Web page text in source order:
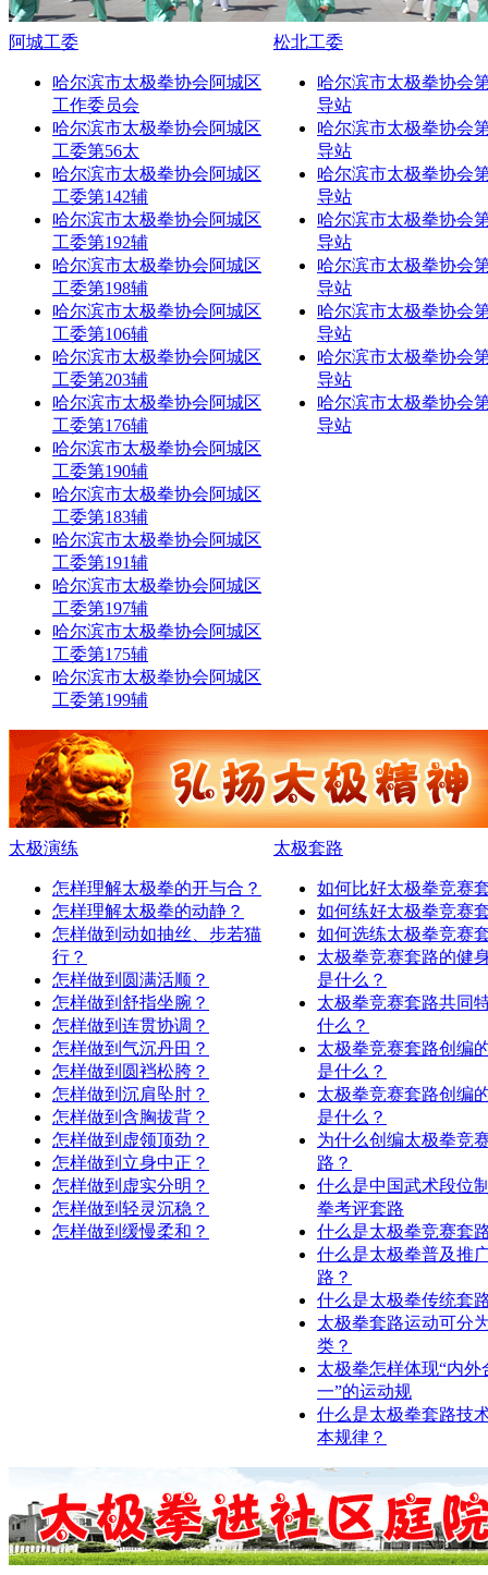
阿城工委
哈尔滨市太极拳协会阿城区
工作委员会
哈尔滨市太极拳协会阿城区
工委第56太
哈尔滨市太极拳协会阿城区
工委第142辅
哈尔滨市太极拳协会阿城区
工委第192辅
哈尔滨市太极拳协会阿城区
工委第198辅
哈尔滨市太极拳协会阿城区
工委第106辅
哈尔滨市太极拳协会阿城区
工委第203辅
哈尔滨市太极拳协会阿城区
工委第176辅
哈尔滨市太极拳协会阿城区
工委第190辅
哈尔滨市太极拳协会阿城区
工委第183辅
哈尔滨市太极拳协会阿城区
工委第191辅
哈尔滨市太极拳协会阿城区
工委第197辅
哈尔滨市太极拳协会阿城区
工委第175辅
哈尔滨市太极拳协会阿城区
工委第199辅
松北工委
哈尔滨市太极拳协会
导站
哈尔滨市太极拳协会
导站
哈尔滨市太极拳协会
导站
哈尔滨市太极拳协会
导站
哈尔滨市太极拳协会
导站
哈尔滨市太极拳协会
导站
哈尔滨市太极拳协会
导站
哈尔滨市太极拳协会
导站
太极演练
怎样理解太极拳的开与合？
怎样理解太极拳的动静？
怎样做到动如抽丝、步若猫
行？
怎样做到圆满活顺？
怎样做到舒指坐腕？
怎样做到连贯协调？
怎样做到气沉丹田？
怎样做到圆裆松胯？
怎样做到沉肩坠肘？
怎样做到含胸拔背？
怎样做到虚领顶劲？
怎样做到立身中正？
怎样做到虚实分明？
怎样做到轻灵沉稳？
怎样做到缓慢柔和？
太极套路
如何比好太极拳竞赛
如何练好太极拳竞赛
如何选练太极拳竞赛
太极拳竞赛套路的健
是什么？
太极拳竞赛套路共同
什么？
太极拳竞赛套路创编
是什么？
太极拳竞赛套路创编
是什么？
为什么创编太极拳竞
路？
什么是中国武术段位
拳考评套路
什么是太极拳竞赛套
什么是太极拳普及推
路？
什么是太极拳传统套
太极拳套路运动可分
类？
太极拳怎样体现“内外
一”的运动规
什么是太极拳套路技
本规律？